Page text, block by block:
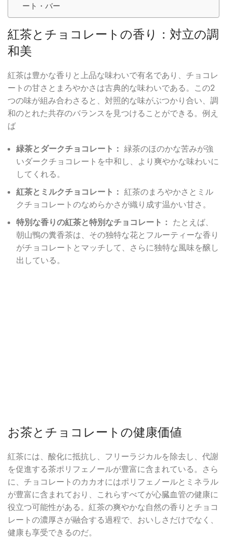
ート・バー
紅茶とチョコレートの香り：対立の調
和美
紅茶は豊かな香りと上品な味わいで有名であり、チョコレ
ートの甘さとまろやかさは古典的な味わいである。この2
つの味が組み合わさると、対照的な味がぶつかり合い、調
和のとれた共存のバランスを見つけることができる。例え
ば
緑茶とダークチョコレート： 緑茶のほのかな苦みが強
いダークチョコレートを中和し、より爽やかな味わいに
してくれる。
紅茶とミルクチョコレート： 紅茶のまろやかさとミル
クチョコレートのなめらかさが織り成す温かい甘さ。
特別な香りの紅茶と特別なチョコレート： たとえば、
朝山鴨の糞香茶は、その独特な花とフルーティーな香り
がチョコレートとマッチして、さらに独特な風味を醸し
出している。
お茶とチョコレートの健康価値
紅茶には、酸化に抵抗し、フリーラジカルを除去し、代謝
を促進する茶ポリフェノールが豊富に含まれている。さら
に、チョコレートのカカオにはポリフェノールとミネラル
が豊富に含まれており、これらすべてが心臓血管の健康に
役立つ可能性がある。紅茶の爽やかな自然の香りとチョコ
レートの濃厚さが融合する過程で、おいしさだけでなく、
健康も享受できるのだ。